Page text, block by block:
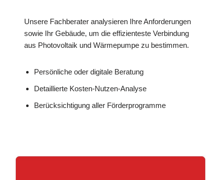
Unsere Fachberater analysieren Ihre Anforderungen
sowie Ihr Gebäude, um die effizienteste Verbindung
aus Photovoltaik und Wärmepumpe zu bestimmen.
Persönliche oder digitale Beratung
Detaillierte Kosten-Nutzen-Analyse
Berücksichtigung aller Förderprogramme